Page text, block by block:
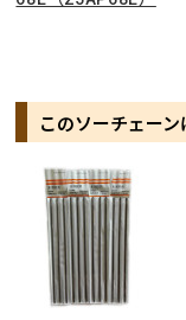
このソーチェー